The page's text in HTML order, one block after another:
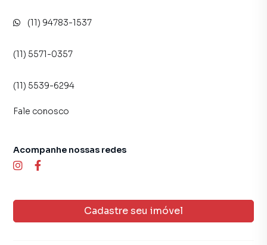
(11) 94783-1537
(11) 5571-0357
(11) 5539-6294
Fale conosco
Cadastre seu imóvel
Acompanhe nossas redes